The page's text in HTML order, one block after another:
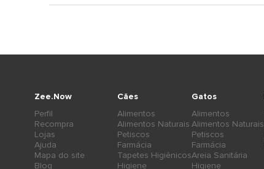
Cães
Alimentos
Alimentos Naturais
Petiscos
Farmácia
Tapetes Higiênicos
Higiene
Gatos
Alimentos
Alimentos Naturais
Petiscos
Farmácia
Areia Sanitária
Higiene
Zee.Now
Perfil
Recompra
Lojas
Ajuda
Mapa do site
Blog